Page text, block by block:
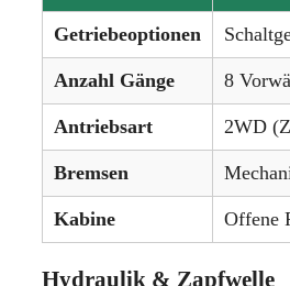
Getriebeoptionen
Anzahl Gänge 8
Antriebsart 2WD
Bremsen
Kabine Offene
Hydraulik & Zapfwelle